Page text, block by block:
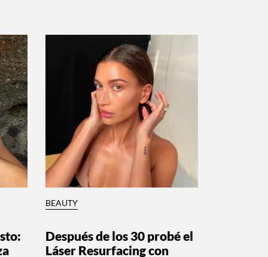
BEAUTY
Después de los 30 probé el
Láser Resurfacing con